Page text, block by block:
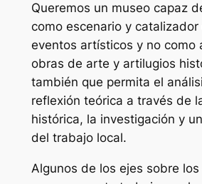
Queremos un museo capaz
como escenario y
eventos artísticos y no como
obras de arte y artilugios
también que permita el
reflexión teórica a través de
histórica, la investigación y
del trabajo local.
Algunos de los ejes sobre